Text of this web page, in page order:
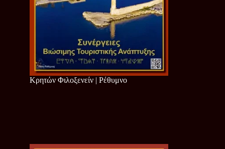
Κρητών Φιλοξενείν | Ρέθυμνο